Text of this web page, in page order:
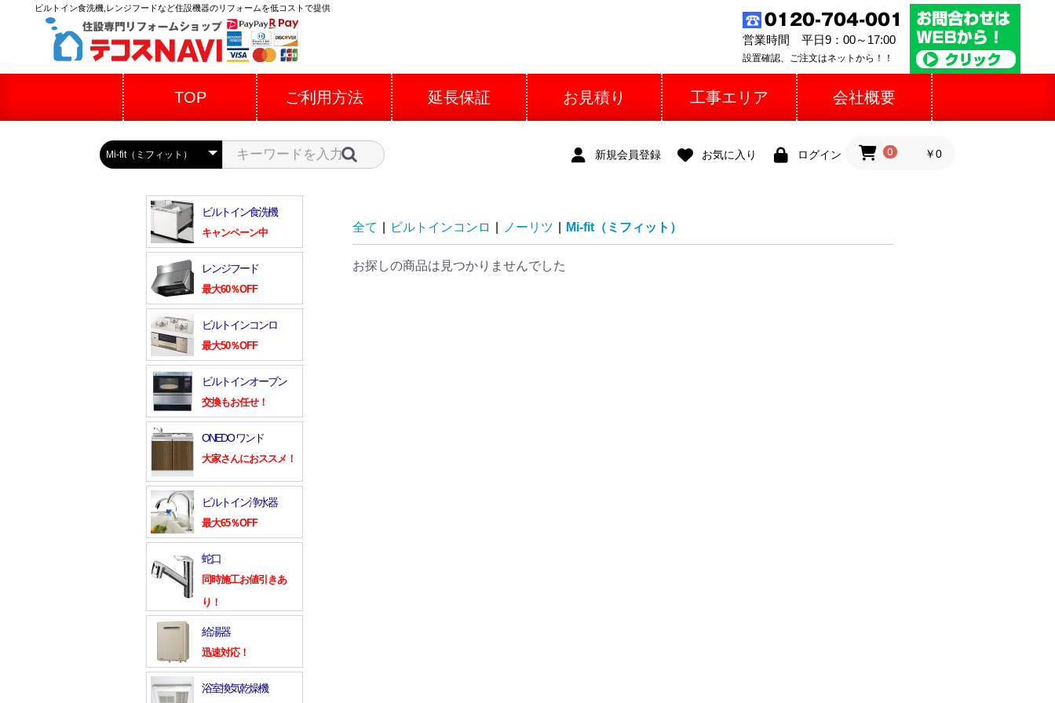
ビルトイン食洗機,レンジフードなど住設機器のリフォームを低コストで提供
営業時間 平日9：00～17:00
設置確認、ご注文はネットから！！
TOP ご利用方法 延長保証 お見積り 工事エリア 会社概要
新規会員登録 お気に入り ログイン 0 ￥0
ビルトイン食洗機
キャンペーン中
レンジフード
最大60％OFF
ビルトインコンロ
最大50％OFF
ビルトインオーブン
交換もお任せ！
ONEDO ワンド
大家さんにおススメ！
ビルトイン浄水器
最大65％OFF
蛇口
同時施工お値引きあ
り！
給湯器
迅速対応！
浴室換気乾燥機
全て ビルトインコンロ ノーリツ Mi-fit（ミフィット）
お探しの商品は見つかりませんでした